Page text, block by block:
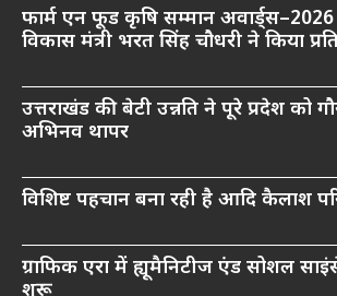
फार्म एन फूड कृषि सम्मान अवार्ड्स–2026
विकास मंत्री भरत सिंह चौधरी ने किया
उत्तराखंड की बेटी उन्नति ने पूरे प्रदेश को
अभिनव थापर
विशिष्ट पहचान बना रही है आदि कैलाश
ग्राफिक एरा में ह्यूमैनिटीज एंड सोशल